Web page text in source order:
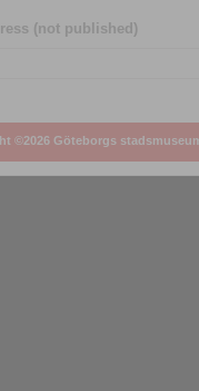
(not published)
©2026 Göteborgs